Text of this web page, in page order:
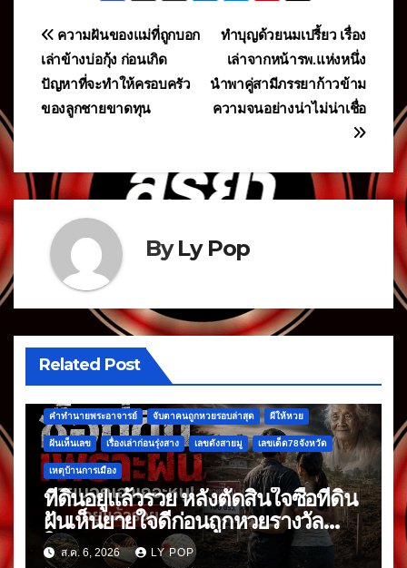
แนะแนว
เรื่อง
ทำบุญด้วยนมเปรี้ยว เรื่อง
เล่าจากหน้ารพ.แห่งหนึ่ง
นำพาคู่สามีภรรยาก้าวข้าม
ความจนอย่างน่าไม่น่าเชื่อ
ความฝันของแม่ที่ถูกบอก
เล่าข้างบ่อกุ้ง ก่อนเกิด
ปัญหาที่จะทำให้ครอบครัว
ของลูกชายขาดทุน
ByLy Pop
Related Post
คำทำนายพระอาจารย์ จับตาคนถูกหวยรอบล่าสุด ผีให้หวย
ฝันเห็นเลข เรื่องเล่าก่อนรุ่งสาง เลขดังสายมู เลขเด็ด78จังหวัด
เหตุบ้านการเมือง
ที่ดินอยู่แล้วรวย หลังตัดสินใจซื้อที่ดิน
ฝันเห็นยายใจดีก่อนถูกหวยรางวัล
ใหญ่
ส.ค. 6, 2026 LY POP